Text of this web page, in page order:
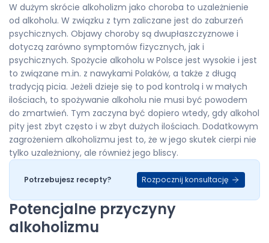
W dużym skrócie alkoholizm jako choroba to uzależnienie
od alkoholu. W związku z tym zaliczane jest do zaburzeń
psychicznych. Objawy choroby są dwupłaszczyznowe i
dotyczą zarówno symptomów fizycznych, jak i
psychicznych. Spożycie alkoholu w Polsce jest wysokie i jest
to związane m.in. z nawykami Polaków, a także z długą
tradycją picia. Jeżeli dzieje się to pod kontrolą i w małych
ilościach, to spożywanie alkoholu nie musi być powodem
do zmartwień. Tym zaczyna być dopiero wtedy, gdy alkohol
pity jest zbyt często i w zbyt dużych ilościach. Dodatkowym
zagrożeniem alkoholizmu jest to, że w jego skutek cierpi nie
tylko uzależniony, ale również jego bliscy.
Potrzebujesz recepty? Rozpocznij konsultację
Potencjalne przyczyny
alkoholizmu